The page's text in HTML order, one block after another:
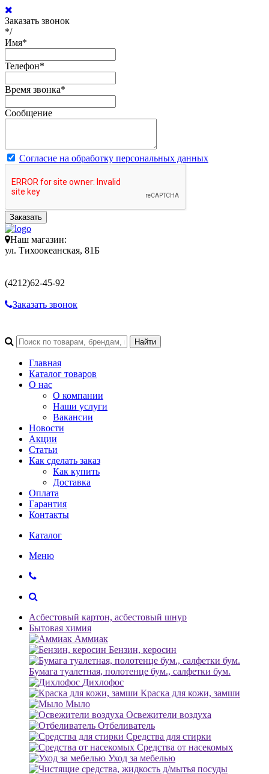
Заказать звонок
*/
Имя*
Телефон*
Время звонка*
Сообщение
Согласие на обработку персональных данных
Заказать
Наш магазин:
ул. Тихоокеанская, 81Б
(4212)62-45-92
Заказать звонок
Главная
Каталог товаров
О нас
О компании
Наши услуги
Вакансии
Новости
Акции
Статьи
Как сделать заказ
Как купить
Доставка
Оплата
Гарантия
Контакты
Каталог
Меню
Асбестовый картон, асбестовый шнур
Бытовая химия
Аммиак
Бензин, керосин
Бумага туалетная, полотенце бум., салфетки бум.
Дихлофос
Краска для кожи, замши
Мыло
Освежители воздуха
Отбеливатель
Средства для стирки
Средства от насекомых
Уход за мебелью